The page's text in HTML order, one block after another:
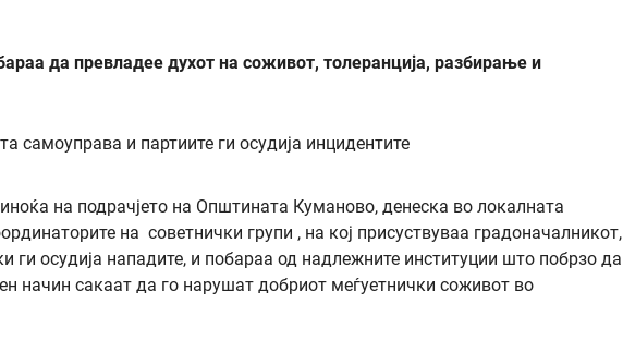
да превладее духот на соживот, толеранција, разбирање и
на подрачјето на Општината Куманово, денеска во локалната
на советнички групи , на кој присуствуваа градоначалникот,
ги осудија нападите, и побараа од надлежните институции што побрзо да
начин сакаат да го нарушат добриот меѓуетнички соживот во